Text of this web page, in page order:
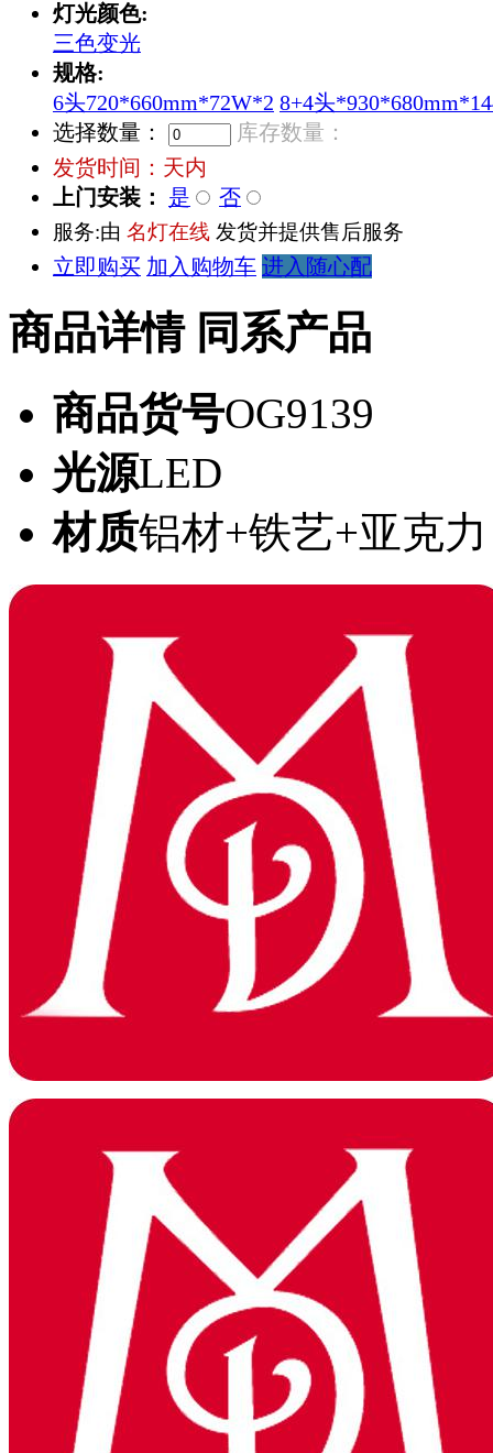
灯光颜色:
三色变光
规格:
6头720*660mm*72W*2 8+4头
选择数量：
库存数量：
发货时间： 天内
上门安装：
是 否
服务:由 名灯在线 发货并提供售后服务
立即购买 加入购物车 进入随心配
商品详情 同系产品
商品货号OG9139
光源LED
材质铝材+铁艺+亚克力